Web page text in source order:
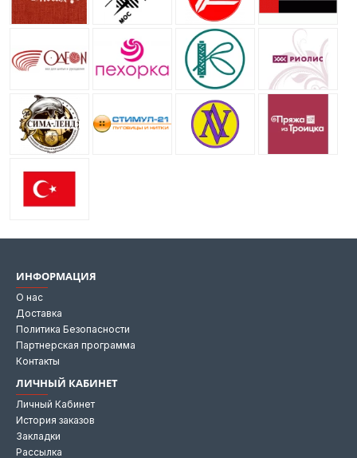
ИНФОРМАЦИЯ
О нас
Доставка
Политика Безопасности
Партнерская программа
Контакты
ЛИЧНЫЙ КАБИНЕТ
Личный Кабинет
История заказов
Закладки
Рассылка